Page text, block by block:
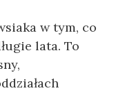
w tym, co
lata. To